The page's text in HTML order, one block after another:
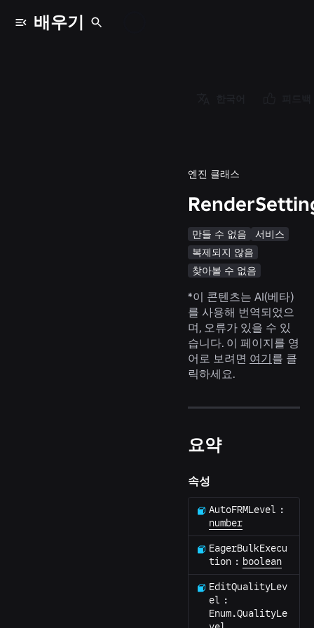
배우기
엔진 클래스
만들 수 없음
서비스
복제되지 않음
찾아볼 수 없음
*이 콘텐츠는 AI(베타)
를 사용해 번역되었으
며, 오류가 있을 수 있
습니다. 이 페이지를 영
어로 보려면 여기를 클
릭하세요.
요약
속성
AutoFRMLevel :
number
EagerBulkExecu
tion : boolean
EditQualityLev
el :
Enum.QualityLe